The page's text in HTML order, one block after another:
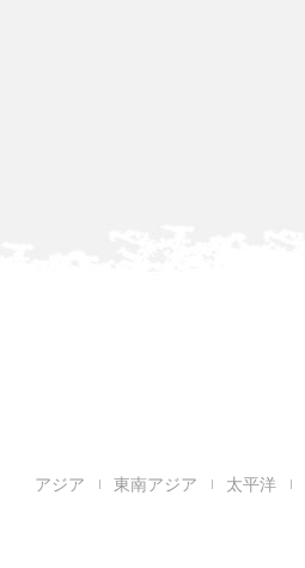
アジア 東南アジア 太平洋